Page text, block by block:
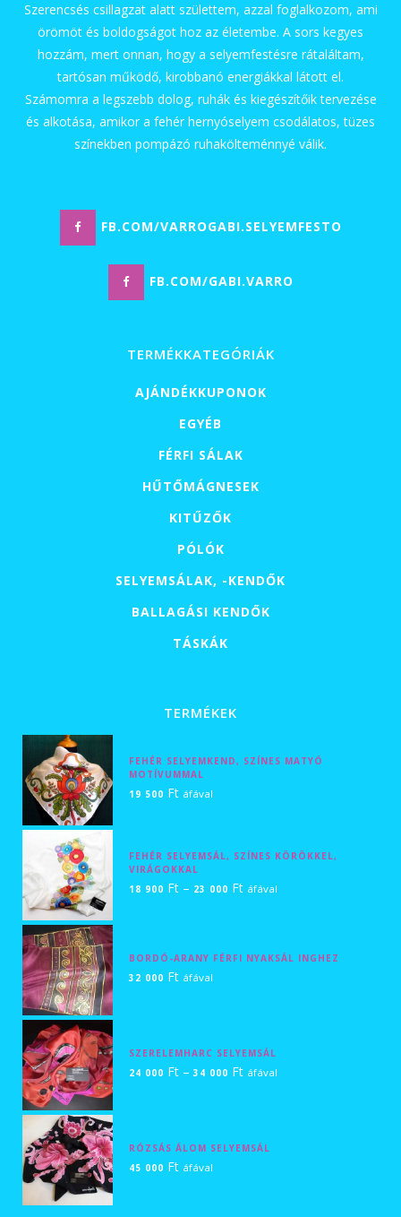
Szerencsés csillagzat alatt születtem, azzal foglalkozom, ami
örömöt és boldogságot hoz az életembe. A sors kegyes
hozzám, mert onnan, hogy a selyemfestésre rátaláltam,
tartósan működő, kirobbanó energiákkal látott el.
Számomra a legszebb dolog, ruhák és kiegészítőik tervezése
és alkotása, amikor a fehér hernyóselyem csodálatos, tüzes
színekben pompázó ruhakölteménnyé válik.
FB.COM/VARROGABI.SELYEMFESTO
FB.COM/GABI.VARRO
TERMÉKKATEGÓRIÁK
AJÁNDÉKKUPONOK
EGYÉB
FÉRFI SÁLAK
HŰTŐMÁGNESEK
KITŰZŐK
PÓLÓK
SELYEMSÁLAK, -KENDŐK
BALLAGÁSI KENDŐK
TÁSKÁK
TERMÉKEK
FEHÉR SELYEMKEND, SZÍNES MATYÓ
MOTÍVUMMAL
19 500 Ft áfával
FEHÉR SELYEMSÁL, SZÍNES KÖRÖKKEL,
VIRÁGOKKAL
18 900 Ft – 23 000 FtÁrtartomány:
áfával
BORDÓ-ARANY FÉRFI NYAKSÁL INGHEZ
32 000 Ft áfával
SZERELEMHARC SELYEMSÁL
24 000 Ft – 34 000 FtÁrtartomány:
áfával
RÓZSÁS ÁLOM SELYEMSÁL
45 000 Ft áfával